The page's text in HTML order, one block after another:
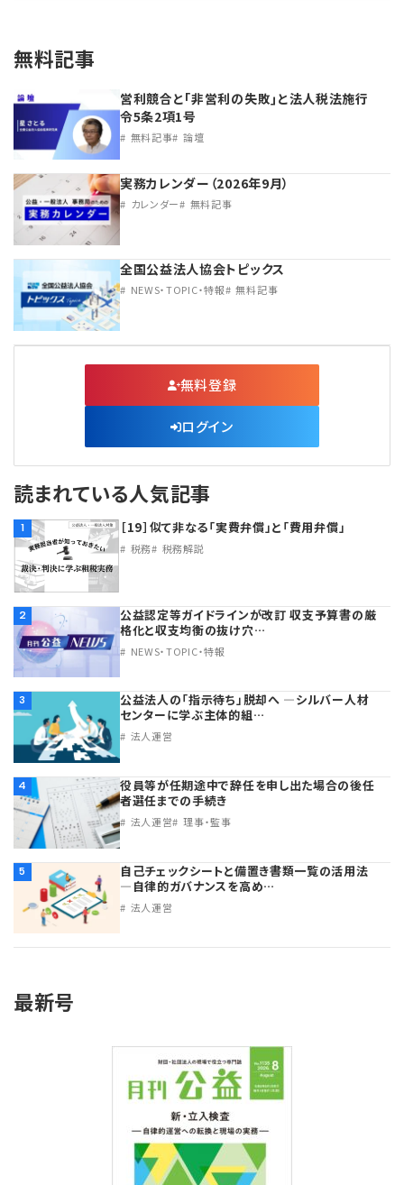
無料記事
営利競合と｢非営利の失敗｣と法人税法施行
令5条2項1号
無料記事 論壇
実務カレンダー（2026年9月）
カレンダー 無料記事
全国公益法人協会トピックス
NEWS・TOPIC・特報 無料記事
無料登録
ログイン
読まれている人気記事
1 ［19］似て非なる「実費弁償」と「費用弁償」
税務 税務解説
2
公益認定等ガイドラインが改訂 収支予算書の厳
格化と収支均衡の抜け穴…
NEWS・TOPIC・特報
3
公益法人の「指示待ち」脱却へ ―シルバー人材
センターに学ぶ主体的組…
法人運営
4
役員等が任期途中で辞任を申し出た場合の後任
者選任までの手続き
法人運営 理事・監事
5
自己チェックシートと備置き書類一覧の活用法
―自律的ガバナンスを高め…
法人運営
最新号